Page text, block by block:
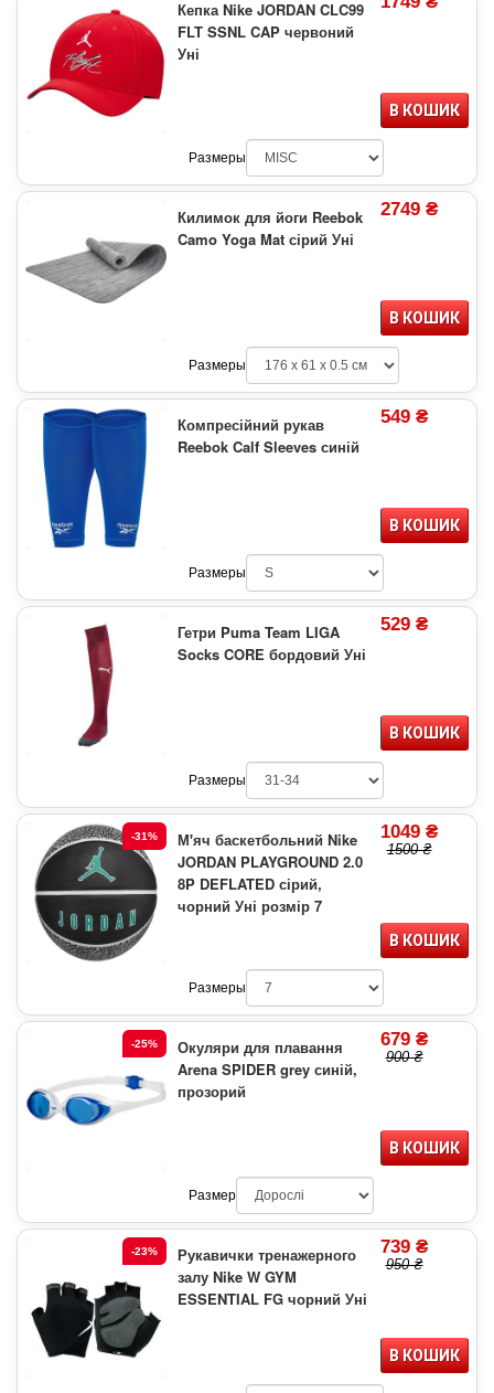
Кепка Nike JORDAN CLC99
FLT SSNL CAP червоний
Уні
В КОШИК
Размеры
Килимок для йоги Reebok
Camo Yoga Mat сірий Уні
2749 ₴
В КОШИК
Размеры
Компресійний рукав
Reebok Calf Sleeves синій
549 ₴
В КОШИК
Размеры
Гетри Puma Team LIGA
Socks CORE бордовий Уні
529 ₴
В КОШИК
Размеры
-31%
М'яч баскетбольний Nike
JORDAN PLAYGROUND 2.0
8P DEFLATED сірий,
чорний Уні розмір 7
1049 ₴
1500 ₴
В КОШИК
Размеры
-25%
Окуляри для плавання
Arena SPIDER grey синій,
прозорий
679 ₴
900 ₴
В КОШИК
Размер
-23%
Рукавички тренажерного
залу Nike W GYM
ESSENTIAL FG чорний Уні
739 ₴
950 ₴
В КОШИК